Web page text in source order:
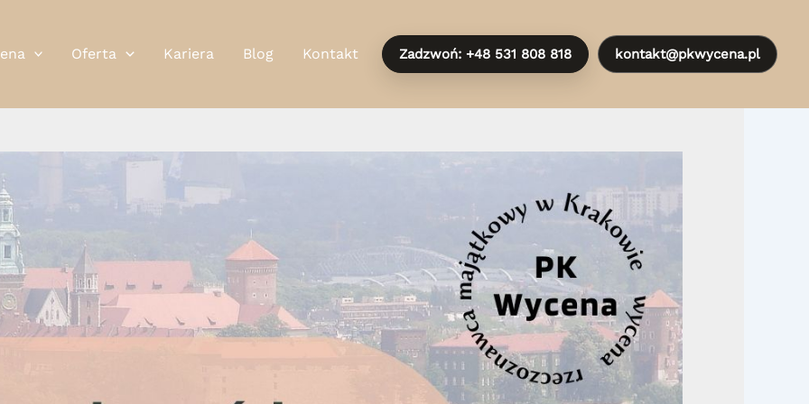
Oferta Kariera Blog Kontakt Zadzwoń: +48 531 808 818 kontakt@pkwycena.pl